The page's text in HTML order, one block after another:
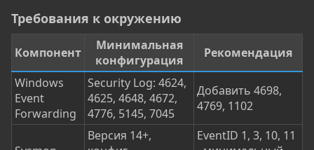
Требования к окружению​
Компонент
Минимальная
конфигурация
Рекомендация
Windows
Event
Forwarding
Security Log: 4624,
4625, 4648, 4672,
4776, 5145, 7045
Добавить 4698,
4769, 1102
Версия 14+,
EventID 1, 3, 10, 11